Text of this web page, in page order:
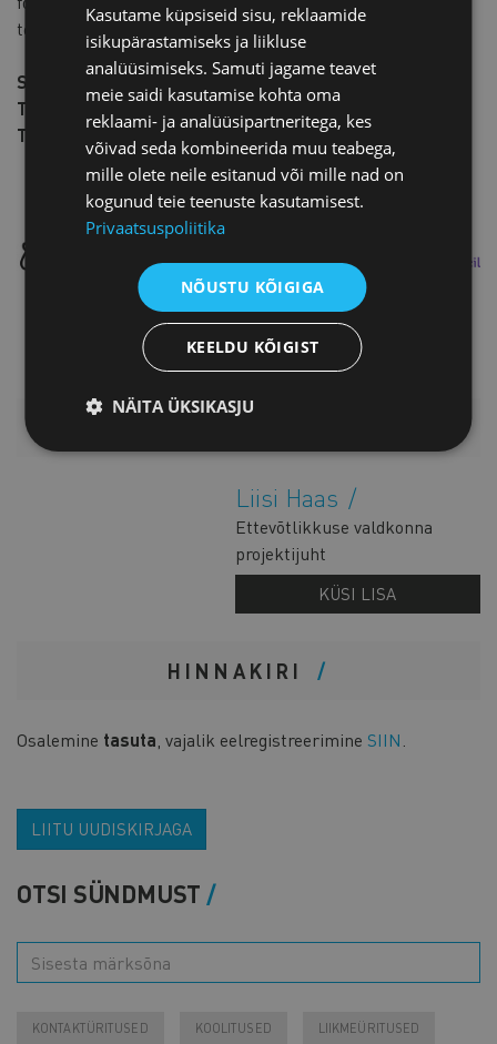
teistmoodi mõtlemine.
Seminar toimub Eesti Kaubandus-Tööstuskoja, Eesti
Teadusagentuuri ning ettevõtlusõppe programmi Edu ja
Tegu koostöös.
Liisi Haas
Ettevõtlikkuse valdkonna
projektijuht
KÜSI LISA
HINNAKIRI
Osalemine tasuta, vajalik eelregistreerimine SIIN.
LIITU UUDISKIRJAGA
OTSI SÜNDMUST
KONTAKTÜRITUSED KOOLITUSED LIIKMEÜRITUSED
Kasutame küpsiseid sisu, reklaamide
isikupärastamiseks ja liikluse
analüüsimiseks. Samuti jagame teavet
meie saidi kasutamise kohta oma
reklaami- ja analüüsipartneritega, kes
võivad seda kombineerida muu teabega,
mille olete neile esitanud või mille nad on
kogunud teie teenuste kasutamisest.
Privaatsuspoliitika
NÕUSTU KÕIGIGA
KEELDU KÕIGIST
NÄITA ÜKSIKASJU